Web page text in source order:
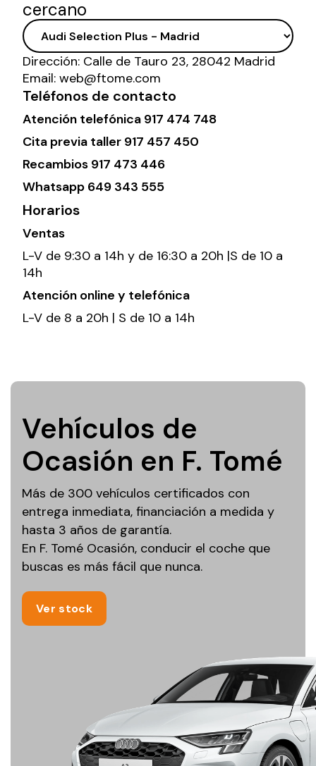
cercano
Dirección: Calle de Tauro 23, 28042 Madrid
Email: web@ftome.com
Teléfonos de contacto
Atención telefónica 917 474 748
Cita previa taller 917 457 450
Recambios 917 473 446
Whatsapp 649 343 555
Horarios
Ventas
L-V de 9:30 a 14h y de 16:30 a 20h |S de 10 a
14h
Atención online y telefónica
L-V de 8 a 20h | S de 10 a 14h
Vehículos de
Ocasión en F. Tomé
Más de 300 vehículos certificados con
entrega inmediata, financiación a medida y
hasta 3 años de garantía.
En F. Tomé Ocasión, conducir el coche que
buscas es más fácil que nunca.
Ver stock